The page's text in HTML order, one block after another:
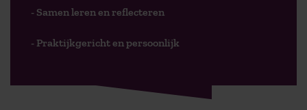
- Samen leren en reflecteren
- Praktijkgericht en persoonlijk